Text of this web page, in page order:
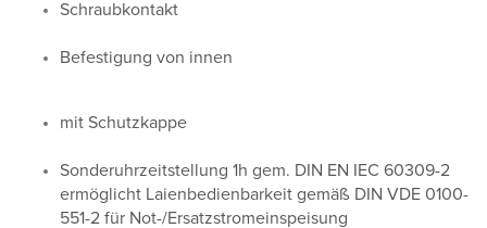
Schraubkontakt
Befestigung von innen
mit Schutzkappe
Sonderuhrzeitstellung 1h gem. DIN EN IEC 60309-2
ermöglicht Laienbedienbarkeit gemäß DIN VDE 0100-
551-2 für Not-/Ersatzstromeinspeisung